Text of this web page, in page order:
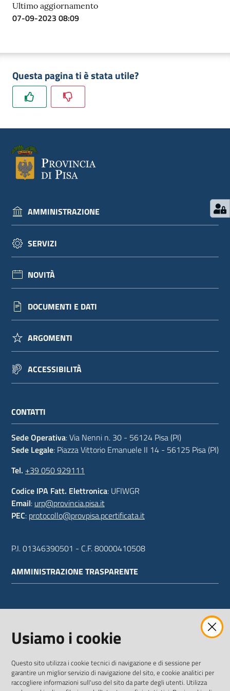
Ultimo aggiornamento
07-09-2023 08:09
Questa pagina ti è stata utile?
AMMINISTRAZIONE
SERVIZI
NOVITÀ
DOCUMENTI E DATI
ARGOMENTI
ACCESSIBILITÀ
CONTATTI
Sede Operativa: Via Nenni n. 30 - 56124 Pisa (PI)
Sede Legale: Piazza Vittorio Emanuele II 14 - 56125 Pisa (PI)
Tel. +39 050 929111
Codice IPA Fatt. Elettronica: UFIWGR
Email: urp@provincia.pisa.it
PEC: protocollo@provpisa.pcertificata.it
P.I. 01346390501 - C.F. 80000410508
AMMINISTRAZIONE TRASPARENTE
SEGUICI SU
Usiamo i cookie
Questo sito utilizza i cookie tecnici di navigazione e di sessione per
garantire un miglior servizio di navigazione del sito, e cookie analitici per
raccogliere informazioni sull'uso del sito da parte degli utenti. Utilizza